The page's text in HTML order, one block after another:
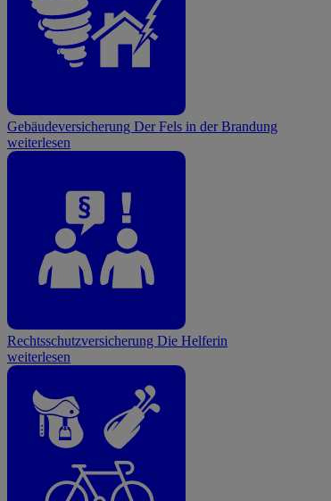
Gebäudeversicherung Der Fels in der Brandung
weiterlesen
Rechtsschutzversicherung Die Helferin
weiterlesen